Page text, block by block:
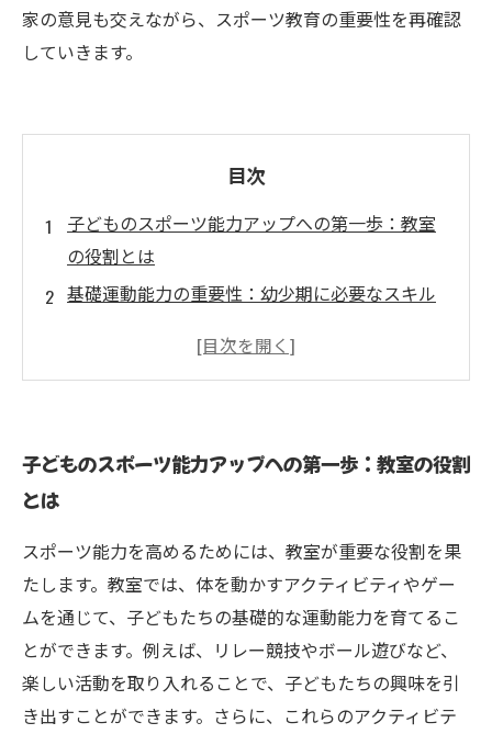
家の意見も交えながら、スポーツ教育の重要性を再確認
していきます。
目次
子どものスポーツ能力アップへの第一歩：教室
の役割とは
基礎運動能力の重要性：幼少期に必要なスキル
協力とコミュニケーション：教室アクティビテ
成とは
教員と保護者が取るべき具体的なアクションプ
ラン
未来のアスリートを育成するために：スポーツ
教育の重要性とは
子どものスポーツ能力アップへの第一歩：教室の役割
とは
スポーツ能力を高めるためには、教室が重要な役割を果
たします。教室では、体を動かすアクティビティやゲー
ムを通じて、子どもたちの基礎的な運動能力を育てるこ
とができます。例えば、リレー競技やボール遊びなど、
楽しい活動を取り入れることで、子どもたちの興味を引
き出すことができます。さらに、これらのアクティビテ